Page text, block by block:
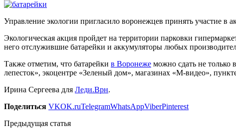
Управление экологии пригласило воронежцев принять участие в
Экологическая акция пройдет на территории парковки
него отслужившие батарейки и аккумуляторы любых
Также отметим, что батарейки в Воронеже можно сдать не только
лепесток», экоцентре «Зеленый дом», магазинах «М-видео»,
Ирина Сергеева для Леди.Врн.
Поделиться VKOK.ruTelegramWhatsAppViberPinterest
Предыдущая статья